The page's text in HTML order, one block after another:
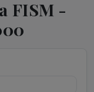
FISM -